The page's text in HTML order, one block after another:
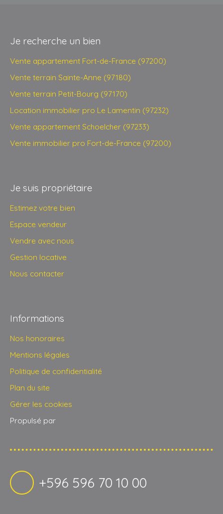
Je recherche un bien
Vente appartement Fort-de-France (97200)
Vente terrain Sainte-Anne (97180)
Vente terrain Petit-Bourg (97170)
Location immobilier pro Le Lamentin (97232)
Vente appartement Schoelcher (97233)
Vente immobilier pro Fort-de-France (97200)
Je suis propriétaire
Estimez votre bien
Espace vendeur
Vendre avec nous
Gestion locative
Nous contacter
Informations
Nos honoraires
Mentions légales
Politique de confidentialité
Plan du site
Gérer les cookies
Propulsé par
+596 596 70 10 00